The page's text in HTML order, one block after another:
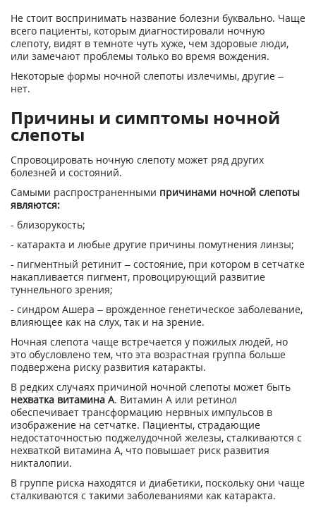
Не стоит воспринимать название болезни буквально. Чаще
всего пациенты, которым диагностировали ночную
слепоту, видят в темноте чуть хуже, чем здоровые люди,
или замечают проблемы только во время вождения.
Некоторые формы ночной слепоты излечимы, другие –
нет.
Причины и симптомы ночной
слепоты
Спровоцировать ночную слепоту может ряд других
болезней и состояний.
Самыми распространенными причинами ночной слепоты
являются:
- близорукость;
- катаракта и любые другие причины помутнения линзы;
- пигментный ретинит – состояние, при котором в сетчатке
накапливается пигмент, провоцирующий развитие
туннельного зрения;
- синдром Ашера – врожденное генетическое заболевание,
влияющее как на слух, так и на зрение.
Ночная слепота чаще встречается у пожилых людей, но
это обусловлено тем, что эта возрастная группа больше
подвержена риску развития катаракты.
В редких случаях причиной ночной слепоты может быть
нехватка витамина А. Витамин А или ретинол
обеспечивает трансформацию нервных импульсов в
изображение на сетчатке. Пациенты, страдающие
недостаточностью поджелудочной железы, сталкиваются с
нехваткой витамина А, что повышает риск развития
никталопии.
В группе риска находятся и диабетики, поскольку они чаще
сталкиваются с такими заболеваниями как катаракта.